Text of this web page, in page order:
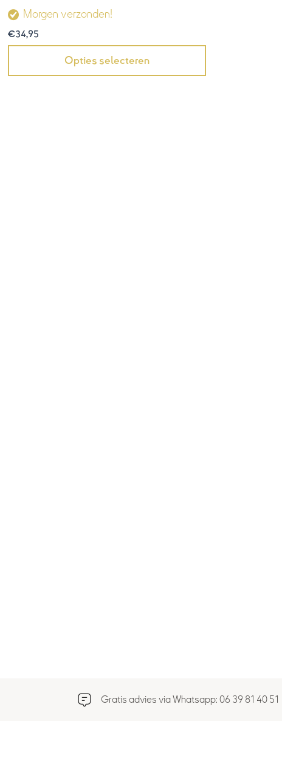
Morgen verzonden!
€34,95
Opties selecteren
Gratis advies via Whatsapp: 06 39 81 40 51